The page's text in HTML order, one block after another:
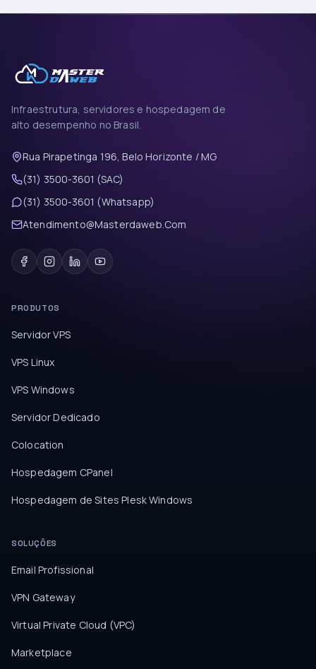
Infraestrutura, servidores e hospedagem de
alto desempenho no Brasil.
Rua Pirapetinga 196, Belo Horizonte / MG
(31) 3500-3601 (SAC)
(31) 3500-3601 (Whatsapp)
Atendimento@Masterdaweb.Com
PRODUTOS
Servidor VPS
VPS Linux
VPS Windows
Servidor Dedicado
Colocation
Hospedagem CPanel
Hospedagem de Sites Plesk Windows
SOLUÇÕES
Email Profissional
VPN Gateway
Virtual Private Cloud (VPC)
Marketplace